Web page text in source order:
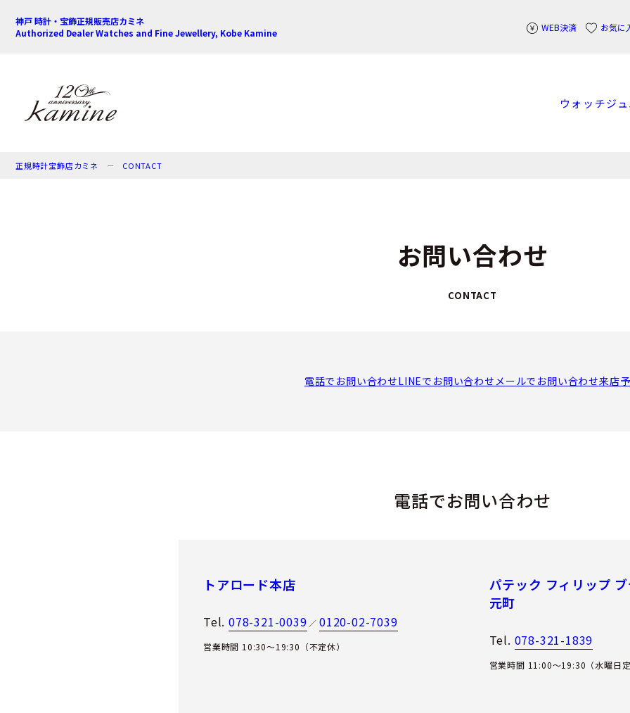
神戸 時計・宝飾正規販売店カミネ
Authorized Dealer Watches and Fine Jewellery, Kobe Kamine
WEB決済 お気に
ウォッチジ
正規時計宝飾店カミネ CONTACT
お問い合わせ
CONTACT
電話でお問い合わせLINEでお問い合わせ メールでお問い合わせ来店
電話でお問い合わせ
トアロード本店
Tel. 078-321-0039 ／0120-02-7039
営業時間 10:30～19:30（不定休）
パテック フィリップ
元町
Tel. 078-321-1839
営業時間 11:00〜19:30（水曜日定